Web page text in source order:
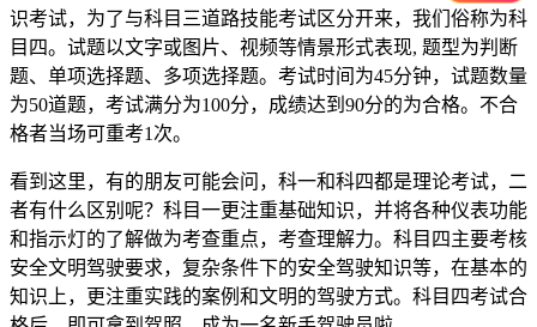
识考试，为了与科目三道路技能考试区分开来，我们俗称为科
目四。试题以文字或图片、视频等情景形式表现, 题型为判断
题、单项选择题、多项选择题。考试时间为45分钟，试题数量
为50道题，考试满分为100分，成绩达到90分的为合格。不合
格者当场可重考1次。
看到这里，有的朋友可能会问，科一和科四都是理论考试，二
者有什么区别呢？科目一更注重基础知识，并将各种仪表功能
和指示灯的了解做为考查重点，考查理解力。科目四主要考核
安全文明驾驶要求，复杂条件下的安全驾驶知识等，在基本的
知识上，更注重实践的案例和文明的驾驶方式。科目四考试合